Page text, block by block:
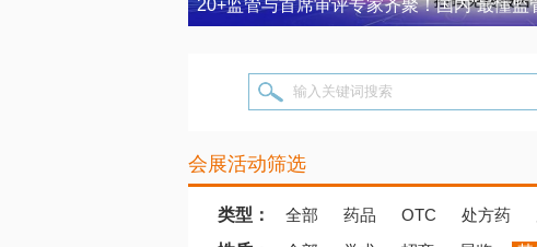
20+监管与首席审评专家齐聚！国内“最懂监
输入关键词搜索
会展活动筛选
类型： 全部 药品 OTC 处方药